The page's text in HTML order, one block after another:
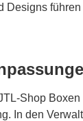
Designs
Shop
In den